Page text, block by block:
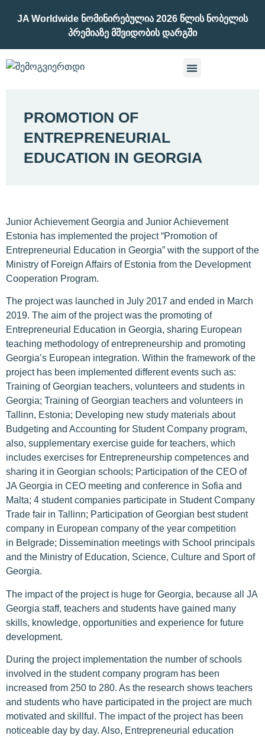
JA Worldwide Ნომინირებულია 2026 Წლის Ნობელის
Პრემიაზე Მშვიდობის Დარგში
PROMOTION OF
ENTREPRENEURIAL
EDUCATION IN GEORGIA
Junior Achievement Georgia and Junior Achievement
Estonia has implemented the project “Promotion of
Entrepreneurial Education in Georgia” with the support of the
Ministry of Foreign Affairs of Estonia from the Development
Cooperation Program.
The project was launched in July 2017 and ended in March
2019. The aim of the project was the promoting of
Entrepreneurial Education in Georgia, sharing European
teaching methodology of entrepreneurship and promoting
Georgia’s European integration. Within the framework of the
project has been implemented different events such as:
Training of Georgian teachers, volunteers and students in
Georgia; Training of Georgian teachers and volunteers in
Tallinn, Estonia; Developing new study materials about
Budgeting and Accounting for Student Company program,
also, supplementary exercise guide for teachers, which
includes exercises for Entrepreneurship competences and
sharing it in Georgian schools; Participation of the CEO of
JA Georgia in CEO meeting and conference in Sofia and
Malta; 4 student companies participate in Student Company
Trade fair in Tallinn; Participation of Georgian best student
company in European company of the year competition
in Belgrade; Dissemination meetings with School principals
and the Ministry of Education, Science, Culture and Sport of
Georgia.
The impact of the project is huge for Georgia, because all JA
Georgia staff, teachers and students have gained many
skills, knowledge, opportunities and experience for future
development.
During the project implementation the number of schools
involved in the student company program has been
increased from 250 to 280. As the research shows teachers
and students who have participated in the project are much
motivated and skillful. The impact of the project has been
noticeable day by day. Also, Entrepreneurial education